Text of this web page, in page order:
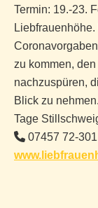
Termin: 19.-23.
zu kommen,
nachzuspüren,
Blick zu
Tage
07457 72-